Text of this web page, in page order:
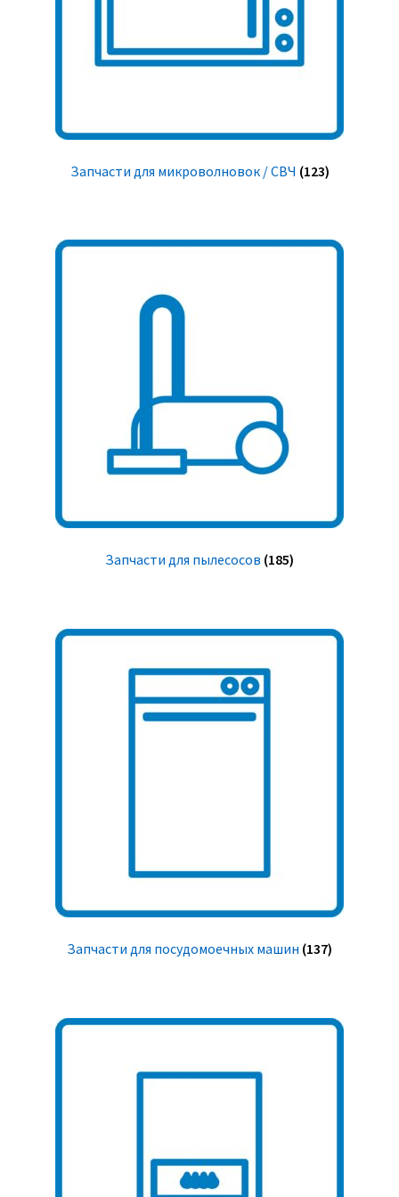
Запчасти для микроволновок / СВЧ (123)
Запчасти для пылесосов (185)
Запчасти для посудомоечных машин (137)